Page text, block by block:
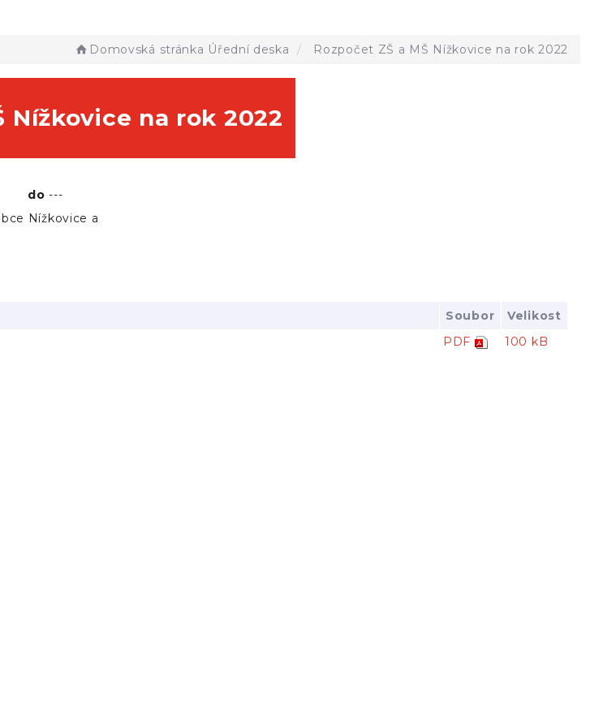
Domovská stránka Úřední deska Rozpočet ZŠ a MŠ Nížkovice na rok 2022
Nížkovice na rok 2022
do---
Nížkovice a
Soubor
Velikost
PDF 100 kB